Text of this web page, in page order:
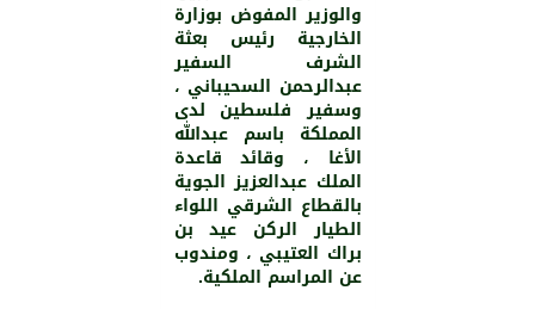
والوزير المفوض بوزارة
الخارجية رئيس بعثة
الشرف السفير
عبدالرحمن السحيباني ،
وسفير فلسطين لدى
المملكة باسم عبدالله
الأغا ، وقائد قاعدة
الملك عبدالعزيز الجوية
بالقطاع الشرقي اللواء
الطيار الركن عيد بن
براك العتيبي ، ومندوب
عن المراسم الملكية.